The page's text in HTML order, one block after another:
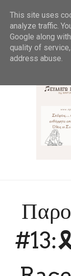
MENU
This site uses
analyze traffic.
Google along
quality of
address abuse.